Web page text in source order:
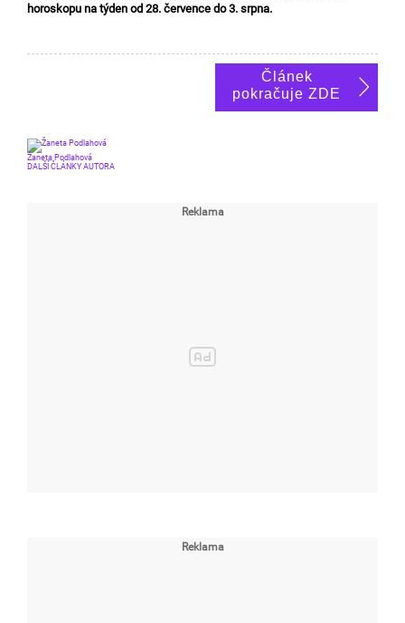
horoskopu na týden od 28. července do 3. srpna.
Článek
pokračuje ZDE
Žaneta Podlahová
DALŠÍ ČLÁNKY AUTORA